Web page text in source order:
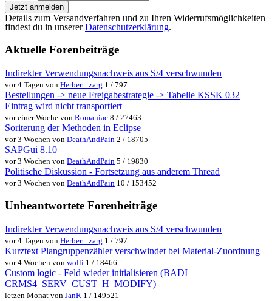
Jetzt anmelden
Details zum Versandverfahren und zu Ihren Widerrufsmöglichkeiten
findest du in unsererDatenschutzerklärung.
Aktuelle Forenbeiträge
Indirekter Verwendungsnachweis aus S/4 verschwunden
vor 4 Tagen von Herbert_zarg 1 / 797
Bestellungen -> neue Freigabestrategie -> Tabelle KSSK 032
Eintrag wird nicht transportiert
vor einer Woche von Romaniac 8 / 27463
Soriterung der Methoden in Eclipse
vor 3 Wochen von DeathAndPain 2 / 18705
SAPGui 8.10
vor 3 Wochen von DeathAndPain 5 / 19830
Politische Diskussion - Fortsetzung aus anderem Thread
vor 3 Wochen von DeathAndPain 10 / 153452
Unbeantwortete Forenbeiträge
Indirekter Verwendungsnachweis aus S/4 verschwunden
vor 4 Tagen von Herbert_zarg 1 / 797
Kurztext Plangruppenzähler verschwindet bei Material-Zuordnung
vor 4 Wochen von wolli 1 / 18466
Custom logic - Feld wieder initialisieren (BADI
CRMS4_SERV_CUST_H_MODIFY)
letzen Monat von JanR 1 / 149521